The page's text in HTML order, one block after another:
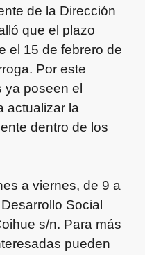
de la Dirección
que el plazo
el 15 de febrero de
Por este
poseen el
actualizar la
dentro de los
a viernes, de 9 a
Social
s/n. Para más
pueden